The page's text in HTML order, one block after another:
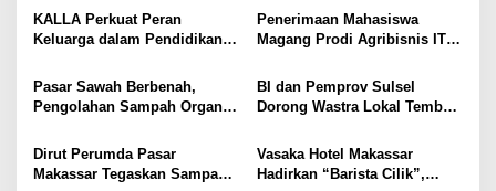
i
g
a
t
i
o
KALLA Perkuat Peran
Keluarga dalam Pendidikan
Explorers
Penerimaan Mahasiswa
Magang Prodi Agribisnis ITP
Perkuat Kompetensi Lewat
Program MBKM
Pasar Sawah Berbenah,
Pengolahan Sampah Organik
BI dan Pemprov Sulsel
Dorong Wastra Lokal Tembus
Mancanegara
Dirut Perumda Pasar
Makassar Tegaskan Sampah
Vasaka Hotel Makassar
Hadirkan “Barista Cilik”,